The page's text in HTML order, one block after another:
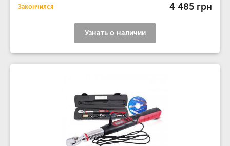
Закончился 4 485 грн
Узнать о наличии